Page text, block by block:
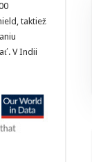
taktiež
V Indii